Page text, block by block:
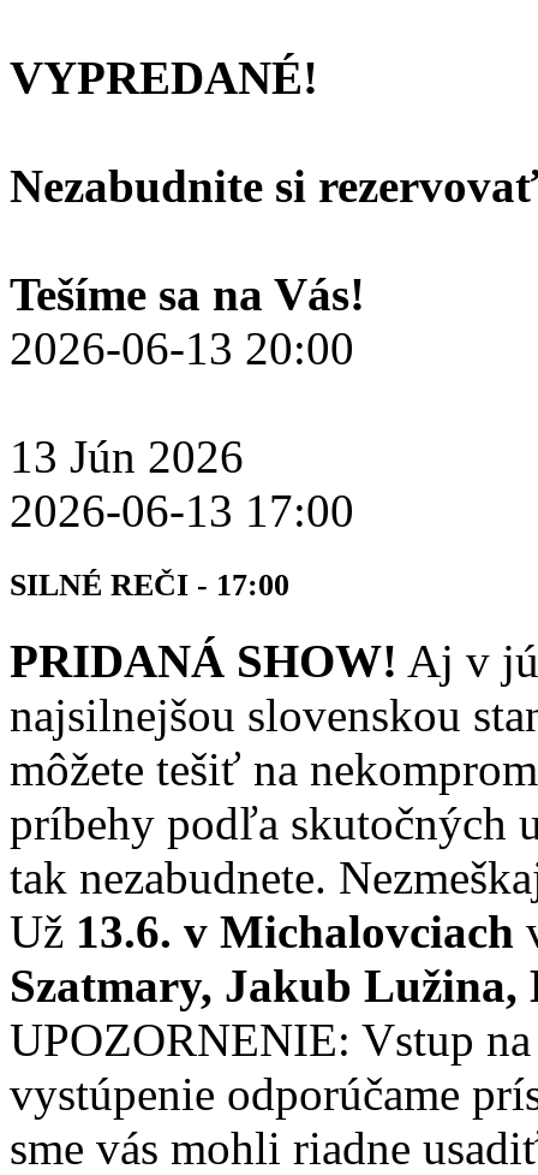
VYPREDANÉ!
Nezabudnite si
Tešíme sa na Vás!
2026-06-13 20:00
13 Jún 2026
2026-06-13 17:00
SILNÉ REČI - 17:00
PRIDANÁ SHOW! Aj v
najsilnejšou slovenskou
môžete tešiť na
príbehy podľa skutočných
tak nezabudnete.
Už 13.6. v Michalovciach
Szatmary, Jakub Lužina,
UPOZORNENIE: Vstup
vystúpenie odporúčame
sme vás mohli riadne